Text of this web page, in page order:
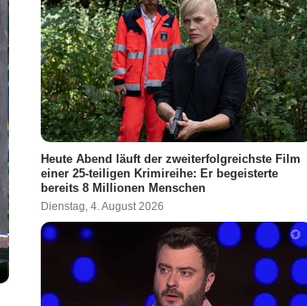
Heute Abend läuft der zweiterfolgreichste Film
einer 25-teiligen Krimireihe: Er begeisterte
bereits 8 Millionen Menschen
Dienstag, 4. August 2026